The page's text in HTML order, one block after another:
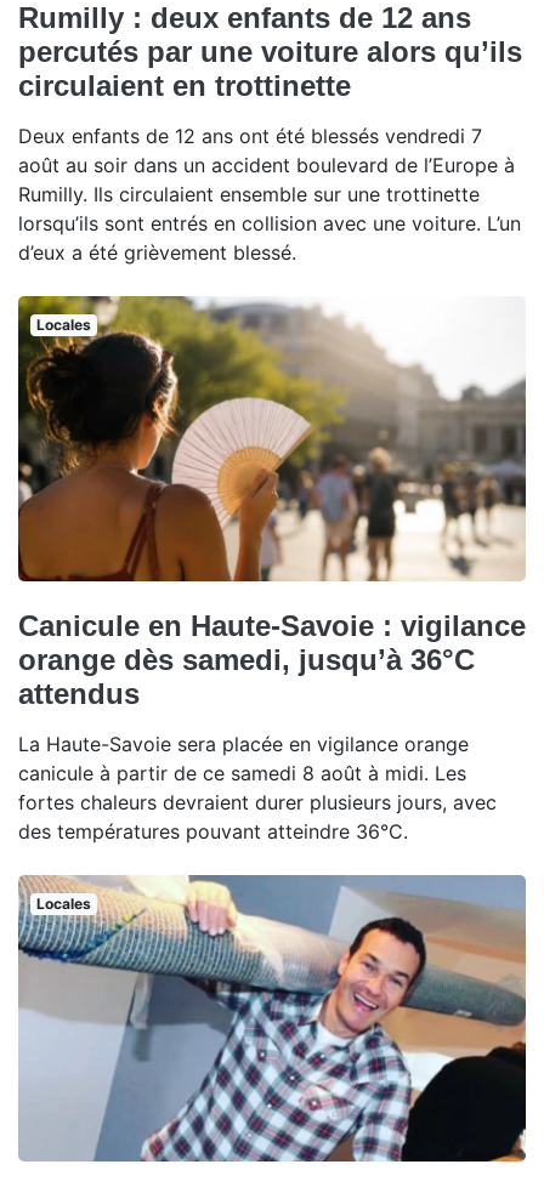
Rumilly : deux enfants de 12 ans
percutés par une voiture alors qu’ils
circulaient en trottinette
Deux enfants de 12 ans ont été blessés vendredi 7
août au soir dans un accident boulevard de l’Europe à
Rumilly. Ils circulaient ensemble sur une trottinette
lorsqu’ils sont entrés en collision avec une voiture. L’un
d’eux a été grièvement blessé.
Locales
Canicule en Haute-Savoie : vigilance
orange dès samedi, jusqu’à 36°C
attendus
La Haute-Savoie sera placée en vigilance orange
canicule à partir de ce samedi 8 août à midi. Les
fortes chaleurs devraient durer plusieurs jours, avec
des températures pouvant atteindre 36°C.
Locales